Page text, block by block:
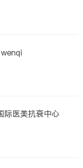
际医美抗衰中心